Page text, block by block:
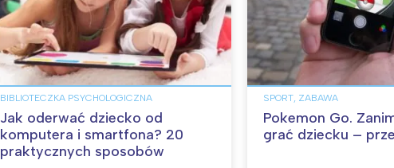
BIBLIOTECZKA PSYCHOLOGICZNA
Jak oderwać dziecko od
komputera i smartfona? 20
praktycznych sposobów
SPORT, ZABAWA
Pokemon Go.
grać dziecku –